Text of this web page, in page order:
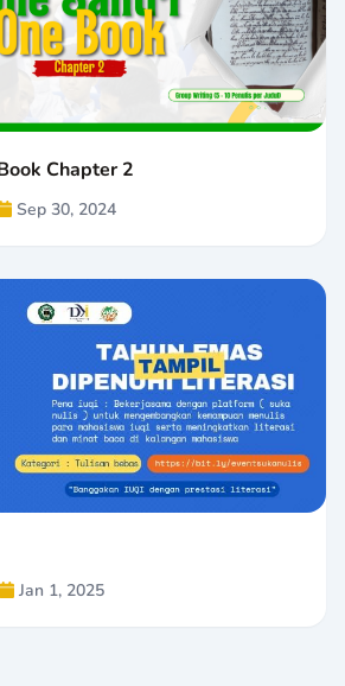
Chapter 2
Sep 30, 2024
Jan 1, 2025